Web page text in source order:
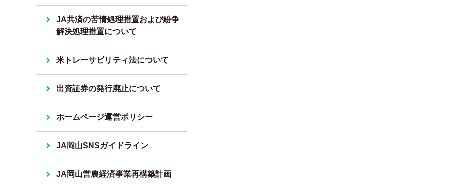
JA共済の苦情処理措置および紛争
解決処理措置について
米トレーサビリティ法について
出資証券の発行廃止について
ホームページ運営ポリシー
JA岡山SNSガイドライン
JA岡山営農経済事業再構築計画